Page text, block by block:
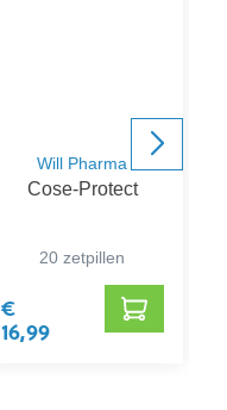
Will Pharma
Cose-Protect
20 zetpillen
€
16,99